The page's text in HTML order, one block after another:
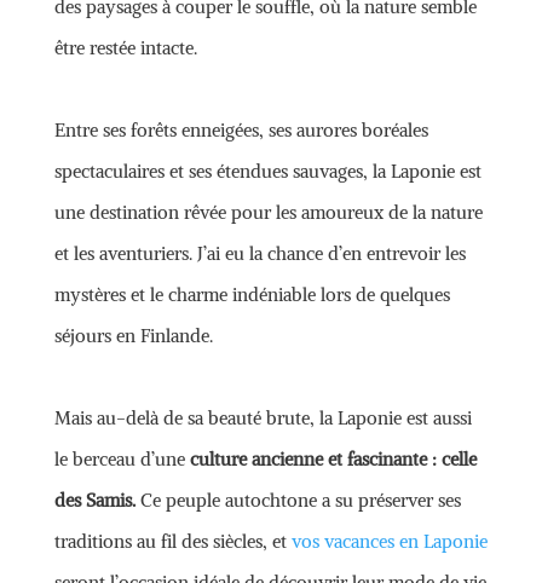
des paysages à couper le souffle, où la nature semble
être restée intacte.
Entre ses forêts enneigées, ses aurores boréales
spectaculaires et ses étendues sauvages, la Laponie est
une destination rêvée pour les amoureux de la nature
et les aventuriers. J’ai eu la chance d’en entrevoir les
mystères et le charme indéniable lors de quelques
séjours en Finlande.
Mais au-delà de sa beauté brute, la Laponie est aussi
le berceau d’une culture ancienne et fascinante : celle
des Samis.Ce peuple autochtone a su préserver ses
traditions au fil des siècles, et vos vacances en Laponie